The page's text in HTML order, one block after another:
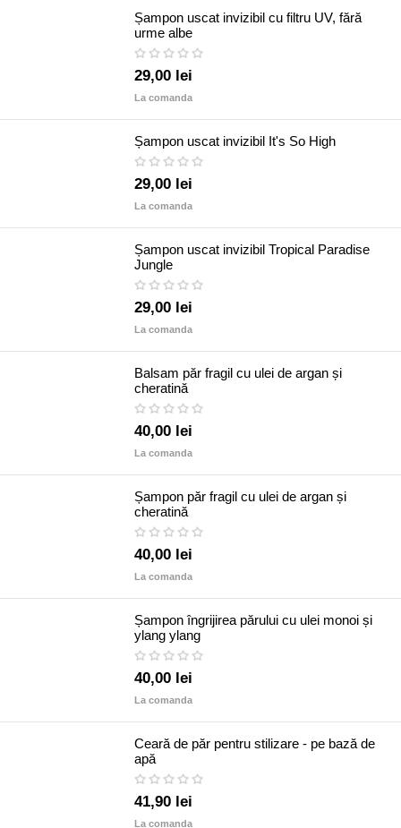
Șampon uscat invizibil cu filtru UV, fără
urme albe
29,00 lei
La comanda
Șampon uscat invizibil It's So High
29,00 lei
La comanda
Șampon uscat invizibil Tropical Paradise
Jungle
29,00 lei
La comanda
Balsam păr fragil cu ulei de argan și
cheratină
40,00 lei
La comanda
Șampon păr fragil cu ulei de argan și
cheratină
40,00 lei
La comanda
Șampon îngrijirea părului cu ulei monoi și
ylang ylang
40,00 lei
La comanda
Ceară de păr pentru stilizare - pe bază de
apă
41,90 lei
La comanda